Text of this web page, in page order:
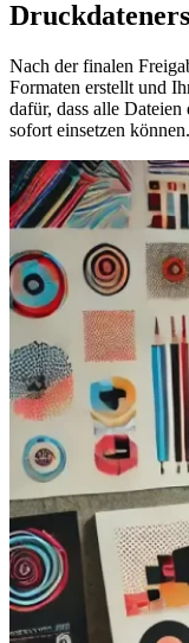
Nach der finalen
Formaten erstellt und
dafür, dass alle
sofort einsetzen können.